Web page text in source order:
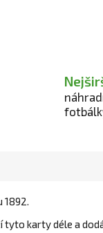
1892.
karty déle a